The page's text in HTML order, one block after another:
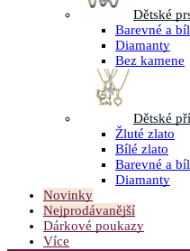
Dětské
Barevné a
Diamanty
Bez kamene
Dětské
Žluté zlato
Bílé zlato
Barevné a
Diamanty
Novinky
Nejprodávanější
Dárkové poukazy
Více